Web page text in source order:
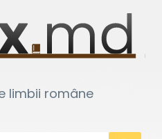
limbii române